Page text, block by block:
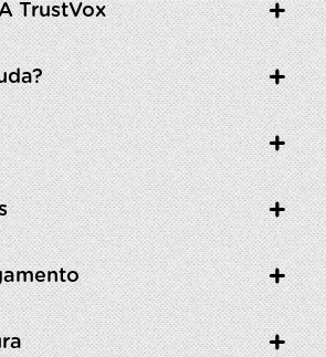
TrustVox